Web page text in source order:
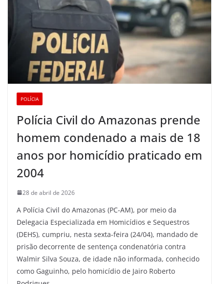
POLÍCIA
Polícia Civil do Amazonas prende
homem condenado a mais de 18
anos por homicídio praticado em
2004
28 de abril de 2026
A Polícia Civil do Amazonas (PC-AM), por meio da
Delegacia Especializada em Homicídios e Sequestros
(DEHS), cumpriu, nesta sexta-feira (24/04), mandado de
prisão decorrente de sentença condenatória contra
Walmir Silva Souza, de idade não informada, conhecido
como Gaguinho, pelo homicídio de Jairo Roberto